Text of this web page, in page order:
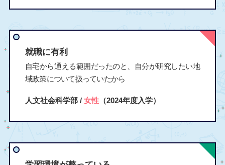
就職に有利
自宅から通える範囲だったのと、自分が研究したい地
域政策について扱っていたから
人文社会科学部 / 女性（2024年度入学）